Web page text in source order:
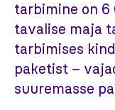
tarbimine on 6
tavalise maja
tarbimises
paketist –
suuremasse